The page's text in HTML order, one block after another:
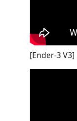
[Ender-3